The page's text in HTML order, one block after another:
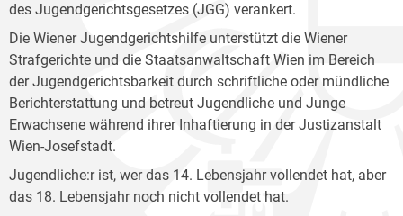
des Jugendgerichtsgesetzes (JGG) verankert.
Die Wiener Jugendgerichtshilfe unterstützt die Wiener
Strafgerichte und die Staatsanwaltschaft Wien im Bereich
der Jugendgerichtsbarkeit durch schriftliche oder mündliche
Berichterstattung und betreut Jugendliche und Junge
Erwachsene während ihrer Inhaftierung in der Justizanstalt
Wien-Josefstadt.
Jugendliche:r ist, wer das 14. Lebensjahr vollendet hat, aber
das 18. Lebensjahr noch nicht vollendet hat.